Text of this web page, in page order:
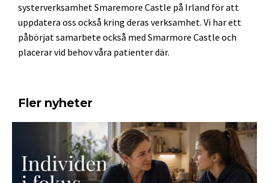
systerverksamhet Smaremore Castle på Irland för att
uppdatera oss också kring deras verksamhet. Vi har ett
påbörjat samarbete också med Smarmore Castle och
placerar vid behov våra patienter där.
Fler nyheter